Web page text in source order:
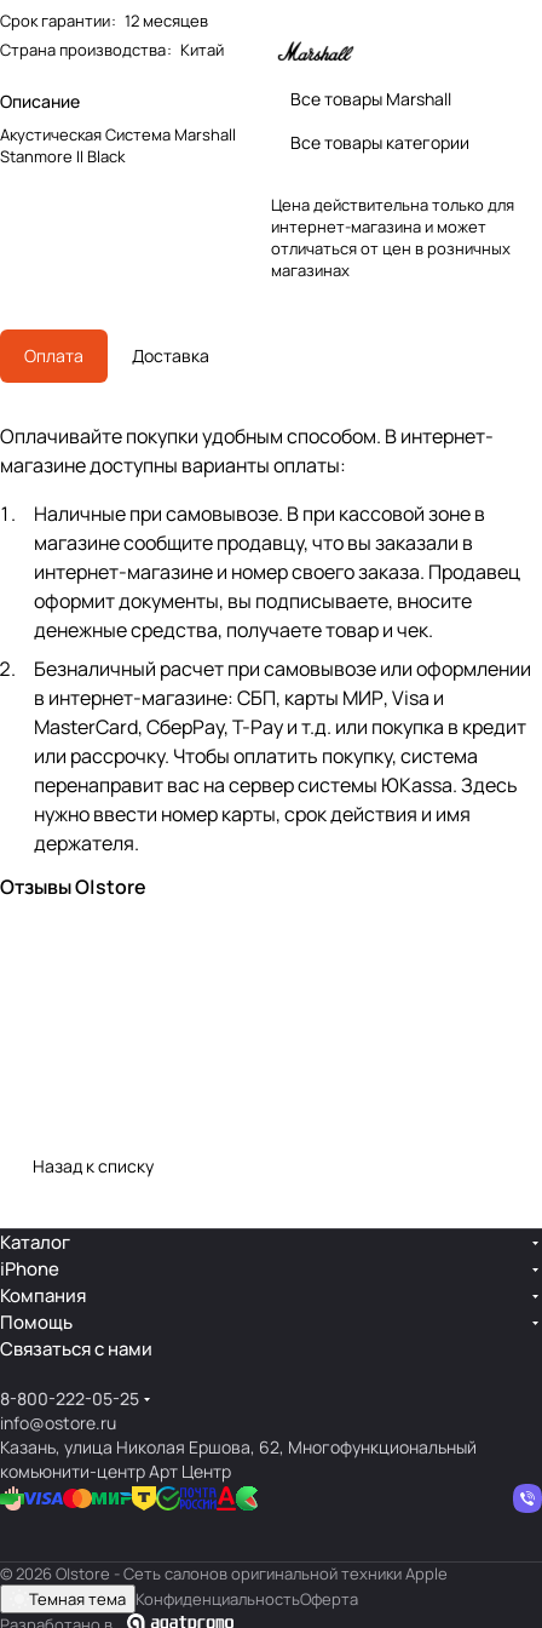
Срок гарантии: 12 месяцев
Страна производства: Китай
Описание
Акустическая Система Marshall
Stanmore II Black
Все товары Marshall
Все товары категории
Цена действительна только для
интернет-магазина и может
отличаться от цен в розничных
магазинах
Оплата Доставка
Оплачивайте покупки удобным способом. В интернет-
магазине доступны варианты оплаты:
Наличные при самовывозе. В при кассовой зоне в
магазине сообщите продавцу, что вы заказали в
интернет-магазине и номер своего заказа. Продавец
оформит документы, вы подписываете, вносите
денежные средства, получаете товар и чек.
Безналичный расчет при самовывозе или оформлении
в интернет-магазине: СБП, карты МИР, Visa и
MasterCard, СберPay, Т-Pay и т.д. или покупка в кредит
или рассрочку. Чтобы оплатить покупку, система
перенаправит вас на сервер системы ЮKassa. Здесь
нужно ввести номер карты, срок действия и имя
держателя.
Отзывы O|store
Назад к списку
Каталог
iPhone
Компания
Помощь
Связаться с нами
8-800-222-05-25
info@ostore.ru
Казань, улица Николая Ершова, 62, Многофункциональный
комьюнити-центр Арт Центр
© 2026 O|store - Сеть салонов оригинальной техники Apple
Темная тема КонфиденциальностьОферта